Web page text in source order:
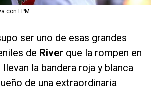
con LPM.
ser uno de esas grandes
de River que la rompen en
la bandera roja y blanca
de una extraordinaria